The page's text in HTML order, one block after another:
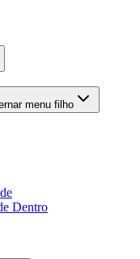
menu filho
Dentro